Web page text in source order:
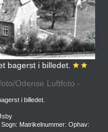
bagerst i billedet.
Odense Luftfoto -
i billedet.
Matrikelnummer: Ophav: